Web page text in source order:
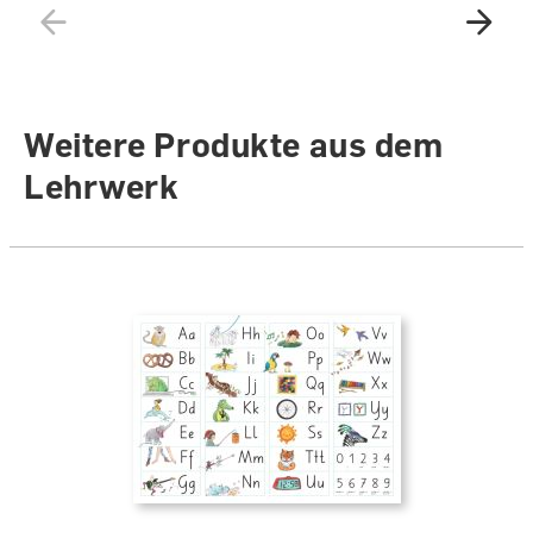
Weitere Produkte aus dem
Lehrwerk